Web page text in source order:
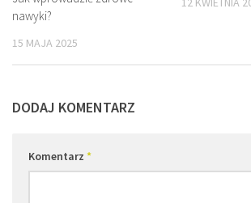
nawyki?
15 MAJA 2025
DODAJ KOMENTARZ
Komentarz *